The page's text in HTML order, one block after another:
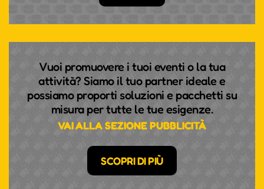
Vuoi promuovere i tuoi eventi o la tua
attività? Siamo il tuo partner ideale e
possiamo proporti soluzioni e pacchetti su
misura per tutte le tue esigenze.
VAI ALLA SEZIONE PUBBLICITÀ
SCOPRI DI PIÙ